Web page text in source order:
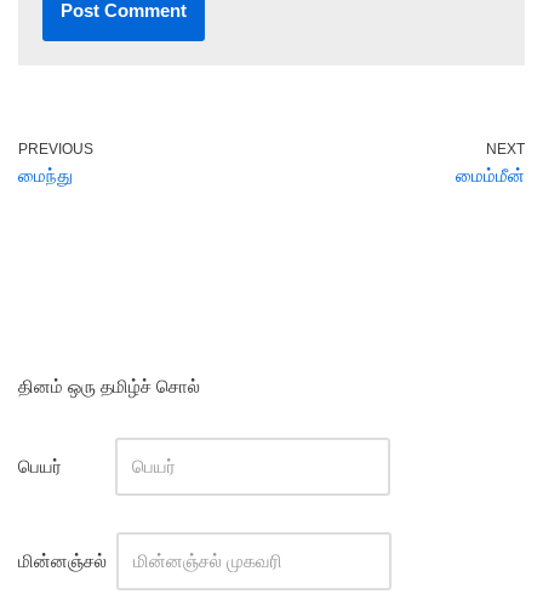
PREVIOUS
மைந்து
NEXT
மைம்மீன்
தினம் ஒரு தமிழ்ச் சொல்
பெயர்
மின்னஞ்சல்